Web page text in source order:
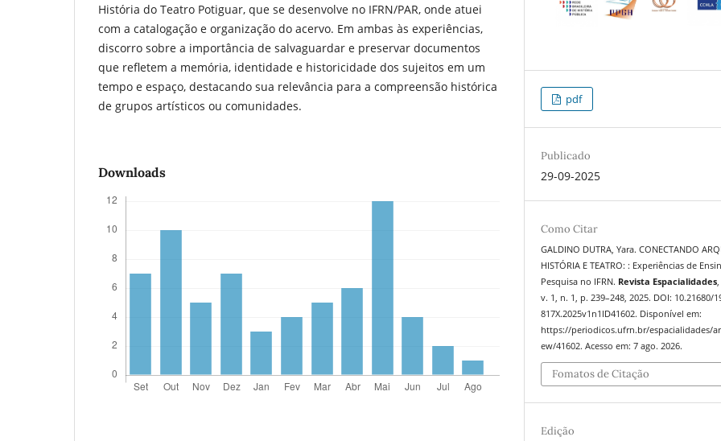
História do Teatro Potiguar, que se desenvolve no IFRN/PAR, onde atuei
com a catalogação e organização do acervo. Em ambas às experiências,
discorro sobre a importância de salvaguardar e preservar documentos
que refletem a memória, identidade e historicidade dos sujeitos em um
tempo e espaço, destacando sua relevância para a compreensão histórica
de grupos artísticos ou comunidades.
Downloads
pdf
Publicado
29-09-2025
Como Citar
GALDINO DUTRA, Yara. CONECTANDO
HISTÓRIA E TEATRO: : Experiências de
Pesquisa no IFRN. Revista Espacialidades
v. 1, n. 1, p. 239–248, 2025. DOI: 10.21680/
817X.2025v1n1ID41602. Disponível em:
https://periodicos.ufrn.br/espacialidades/
ew/41602. Acesso em: 7 ago. 2026.
Fomatos de Citação
Edição